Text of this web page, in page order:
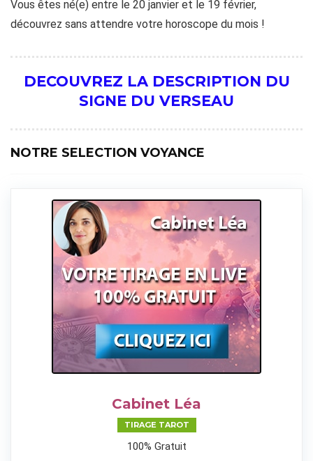
Vous êtes né(e) entre le 20 janvier et le 19 février,
découvrez sans attendre votre horoscope du mois !
DECOUVREZ LA DESCRIPTION DU
SIGNE DU VERSEAU
NOTRE SELECTION VOYANCE
Cabinet Léa
TIRAGE TAROT
100% Gratuit